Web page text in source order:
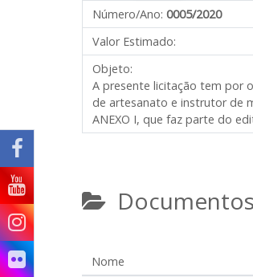
Número/Ano: 0005/2020
Valor Estimado:
Objeto:
A presente licitação tem por
de artesanato e instrutor de
ANEXO I, que faz parte do
Documentos
Nome